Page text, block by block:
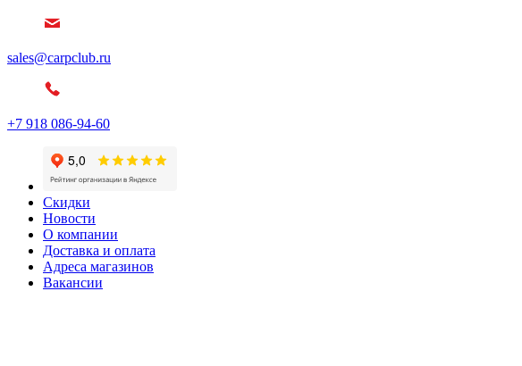
sales@carpclub.ru
+7 918 086-94-60
Скидки
Новости
О компании
Доставка и оплата
Адреса магазинов
Вакансии